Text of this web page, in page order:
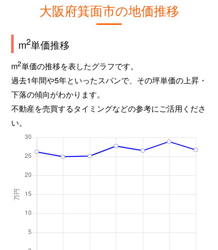
大阪府箕面市の地価推移
m2単価推移
m2単価の推移を表したグラフです。
過去1年間や5年といったスパンで、その坪単価の上昇・
下落の傾向がわかります。
不動産を売買するタイミングなどの参考にご活用くださ
い。